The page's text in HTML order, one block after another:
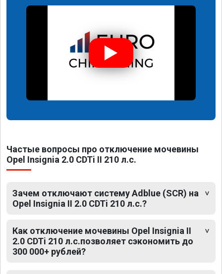
Частые вопросы про отключение мочевины
Opel Insignia 2.0 CDTi II 210 л.с.
Зачем отключают систему Adblue (SCR) на
Opel Insignia II 2.0 CDTi 210 л.с.?
Как отключение мочевины Opel Insignia II
2.0 CDTi 210 л.с.позволяет сэкономить до
300 000+ рублей?